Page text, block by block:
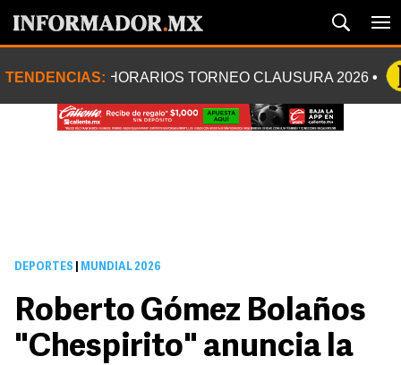
TENDENCIAS: HORARIOS TORNEO CLAUSURA 2026
DEPORTES MUNDIAL 2026
Roberto Gómez Bolaños
"Chespirito" anuncia la